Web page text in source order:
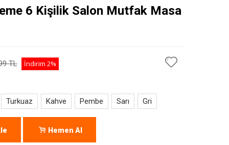
6 Kişilik Salon Mutfak Masa
TL İndirim 2%
Turkuaz Kahve Pembe Sarı Gri
Hemen Al